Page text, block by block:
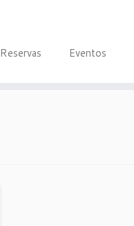
Reservas Eventos